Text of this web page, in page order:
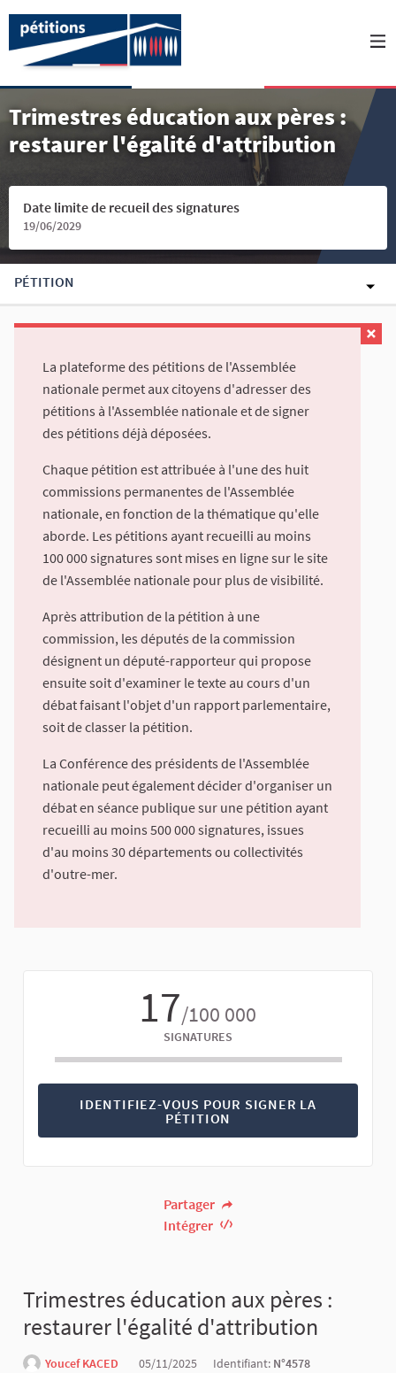
Trimestres éducation aux pères :
restaurer l'égalité d'attribution
Date limite de recueil des signatures
19/06/2029
PÉTITION
La plateforme des pétitions de l'Assemblée
nationale permet aux citoyens d'adresser des
pétitions à l'Assemblée nationale et de signer
des pétitions déjà déposées.
Chaque pétition est attribuée à l'une des huit
commissions permanentes de l'Assemblée
nationale, en fonction de la thématique qu'elle
aborde. Les pétitions ayant recueilli au moins
100 000 signatures sont mises en ligne sur le site
de l'Assemblée nationale pour plus de visibilité.
Après attribution de la pétition à une
commission, les députés de la commission
désignent un député-rapporteur qui propose
ensuite soit d'examiner le texte au cours d'un
débat faisant l'objet d'un rapport parlementaire,
soit de classer la pétition.
La Conférence des présidents de l'Assemblée
nationale peut également décider d'organiser un
débat en séance publique sur une pétition ayant
recueilli au moins 500 000 signatures, issues
d'au moins 30 départements ou collectivités
d'outre-mer.
17/100 000
SIGNATURES
IDENTIFIEZ-VOUS POUR SIGNER LA
PÉTITION
Partager
Intégrer
Trimestres éducation aux pères :
restaurer l'égalité d'attribution
Youcef KACED 05/11/2025 Identifiant: N°4578